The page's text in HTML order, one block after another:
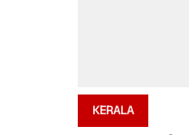
KERALA